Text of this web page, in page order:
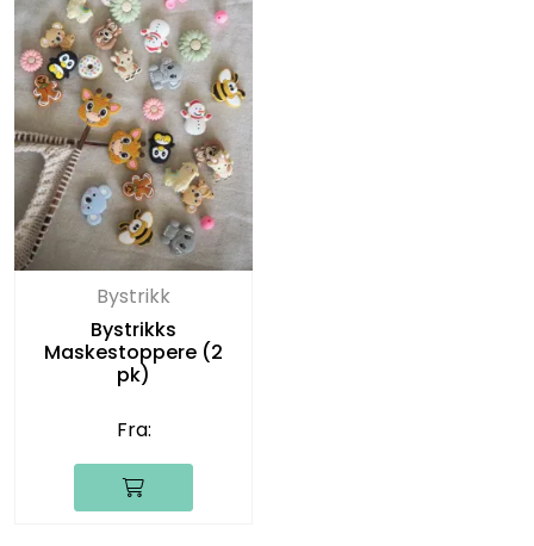
Bystrikk
Bystrikks
Maskestoppere (2
pk)
Fra: